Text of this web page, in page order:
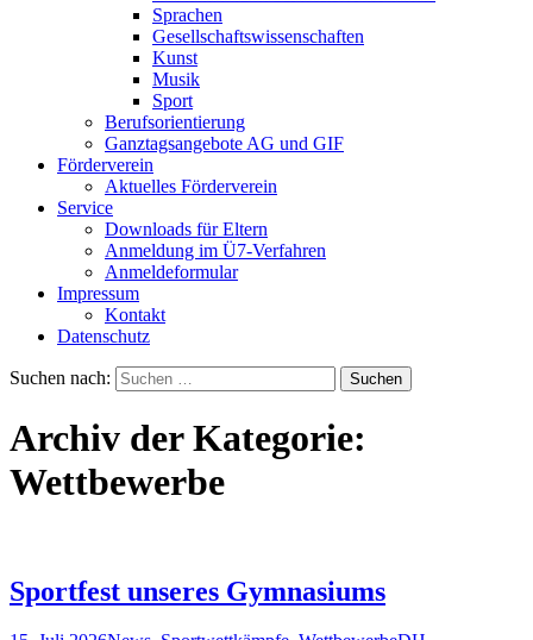
Sprachen
Gesellschaftswissenschaften
Kunst
Musik
Sport
Berufsorientierung
Ganztagsangebote AG und GIF
Förderverein
Aktuelles Förderverein
Service
Downloads für Eltern
Anmeldung im Ü7-Verfahren
Anmeldeformular
Impressum
Kontakt
Datenschutz
Suchen nach:
Archiv der Kategorie:
Wettbewerbe
Sportfest unseres Gymnasiums